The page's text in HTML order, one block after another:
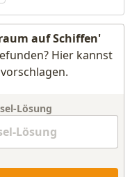
auf Schiffen'
Hier kannst
Lösung